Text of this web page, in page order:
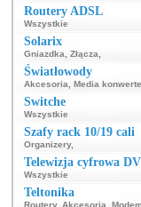
Routery ADSL
Wszystkie
Solarix
Gniazdka Złącza
Światłowody
Akcesoria Media
Switche
Wszystkie
Szafy rack 10/19 cali
Organizery,
Telewizja cyfrowa
Wszystkie
Teltonika
Routery, Akcesoria